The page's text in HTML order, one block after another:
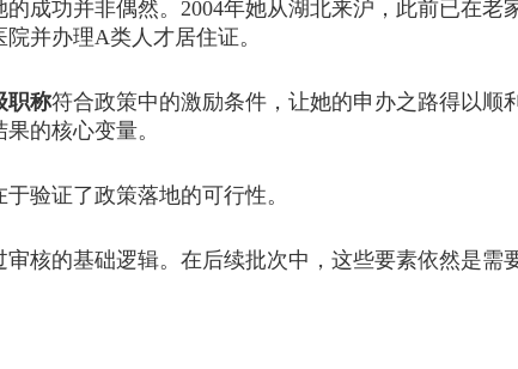
功并非偶然。2004年她从湖北来沪，此前已在老
并办理A类人才居住证。
职称符合政策中的激励条件，让她的申办之路得以顺
的核心变量。
验证了政策落地的可行性。
的基础逻辑。在后续批次中，这些要素依然是需